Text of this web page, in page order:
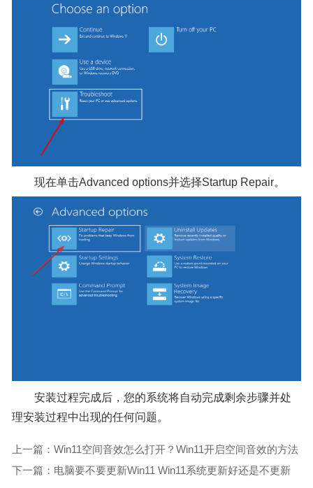
现在单击Advanced options并选择Startup Repair。
安装过程完成后，您的系统将自动完成剩余步骤并处
理安装过程中出现的任何问题。
上一篇：Win11空间音效怎么打开？Win11开启空间音效的方法
下一篇：电脑要不要更新Win11 Win11系统更新好还是不更新